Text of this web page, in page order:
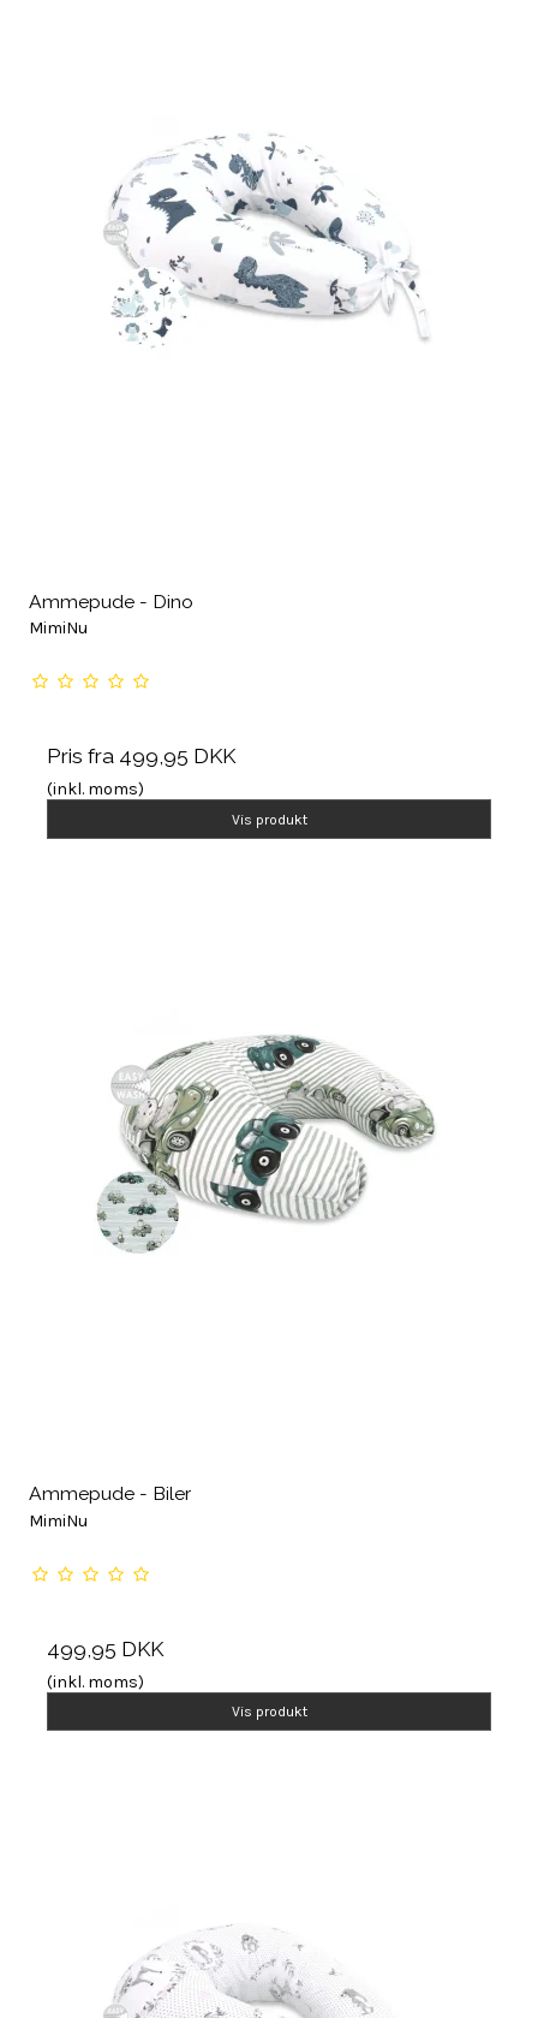
Ammepude - Dino
MimiNu
Pris fra 499,95 DKK
(inkl. moms)
Vis produkt
Ammepude - Biler
MimiNu
499,95 DKK
(inkl. moms)
Vis produkt